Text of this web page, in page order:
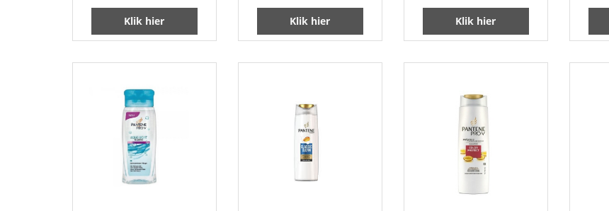
Klik hier Klik hier Klik hier